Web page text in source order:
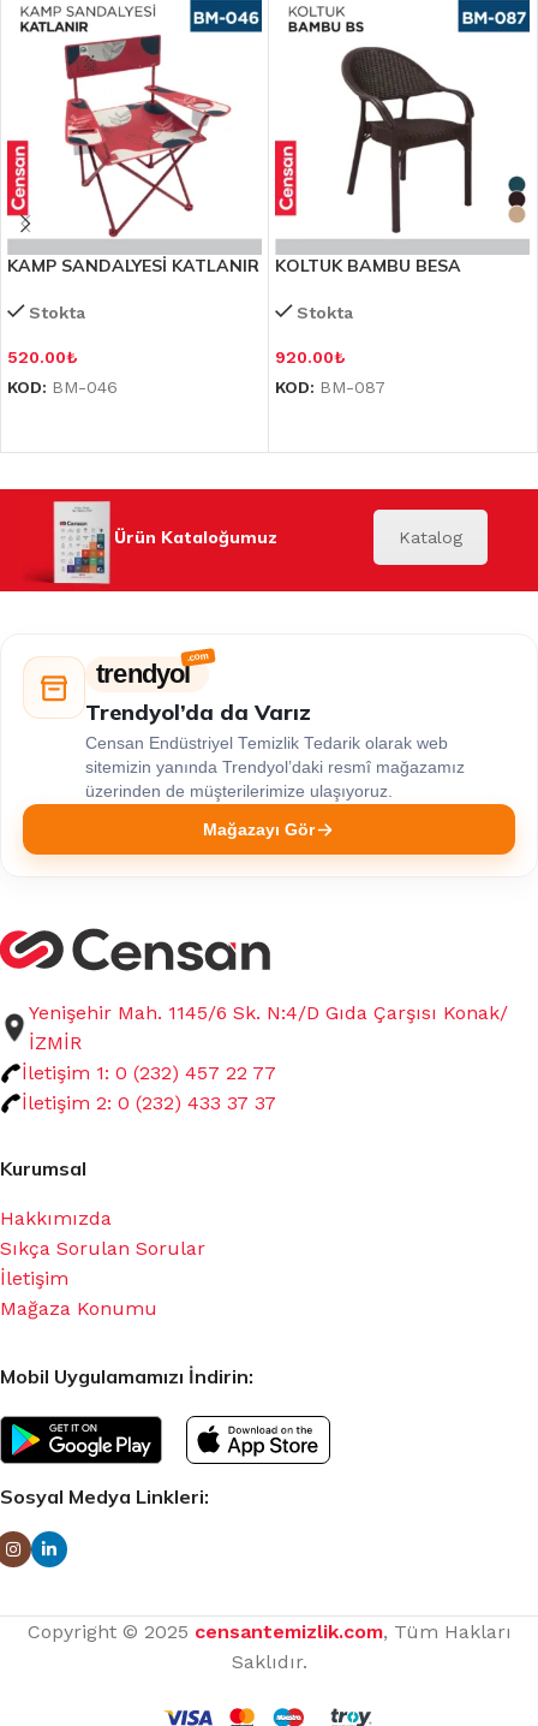
KAMP SANDALYESİ KATLANIR
Stokta
520.00₺
KOD: BM-046
KOLTUK BAMBU BESA
Stokta
920.00₺
KOD: BM-087
Ürün Kataloğumuz Katalog
trendyol
Trendyol’da da Varız
Censan Endüstriyel Temizlik Tedarik olarak web
sitemizin yanında Trendyol’daki resmî mağazamız
üzerinden de müşterilerimize ulaşıyoruz.
Mağazayı Gör
Yenişehir Mah. 1145/6 Sk. N:4/D Gıda Çarşısı Konak/
İZMİR
İletişim 1: 0 (232) 457 22 77
İletişim 2: 0 (232) 433 37 37
Kurumsal
Hakkımızda
Sıkça Sorulan Sorular
İletişim
Mağaza Konumu
Mobil Uygulamamızı İndirin:
Sosyal Medya Linkleri:
Copyright © 2025 censantemizlik.com, Tüm Hakları
Saklıdır.